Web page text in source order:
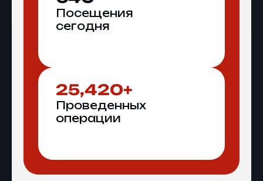
Посещения
сегодня
25,420+
Проведенных
операции